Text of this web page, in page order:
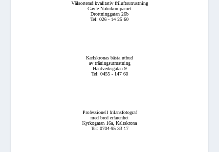
Välsorterad kvalitativ friluftsutrustning
Gävle Naturkompaniet
Drottninggatan 26b
Tel: 026 - 14 25 60
Karlskronas bästa utbud
av träningsutrustning
Hantverksgatan 9
Tel: 0455 - 147 60
Professionell frilansfotograf
med bred erfarenhet
Kyrkogatan 16a, Kalrskrona
Tel: 0704-95 33 17